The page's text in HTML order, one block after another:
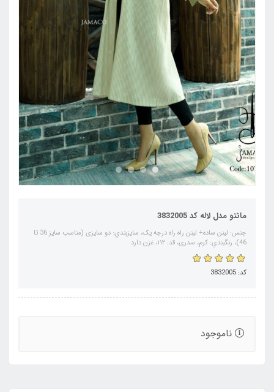
مانتو مدل لاله کد 3832005
جنس: لینن ساده+ لینن راه راه درجه یک، سايزبندي: دو سایزی (مناسب سایز 36 تا
46)، رنگبندي: کرم، سدری، قد: ۱۱۲، غزن دارد
کد: 3832005
ناموجود